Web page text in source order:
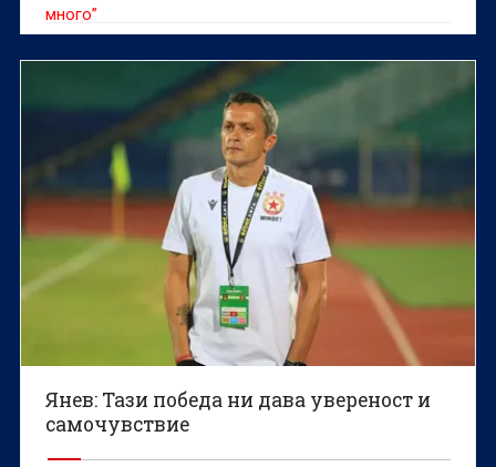
много”
Янев: Тази победа ни дава увереност и
самочувствие